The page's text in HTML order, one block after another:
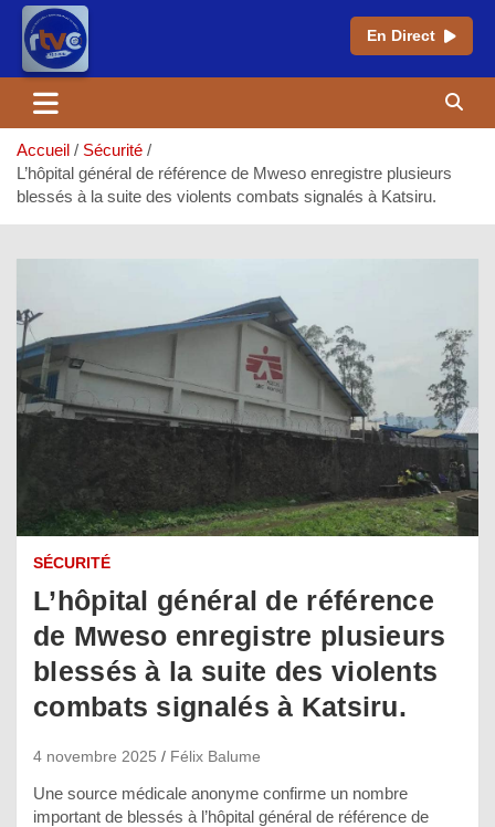
En Direct
contenu
Accueil
Sécurité
L’hôpital général de référence de Mweso enregistre plusieurs
blessés à la suite des violents combats signalés à Katsiru.
SÉCURITÉ
L’hôpital général de référence
de Mweso enregistre plusieurs
blessés à la suite des violents
combats signalés à Katsiru.
4 novembre 2025 Félix Balume
Une source médicale anonyme confirme un nombre
important de blessés à l’hôpital général de référence de